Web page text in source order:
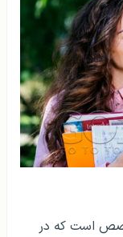
است که در